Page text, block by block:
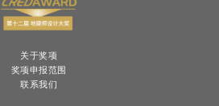
关于奖项
奖项申报范围
联系我们